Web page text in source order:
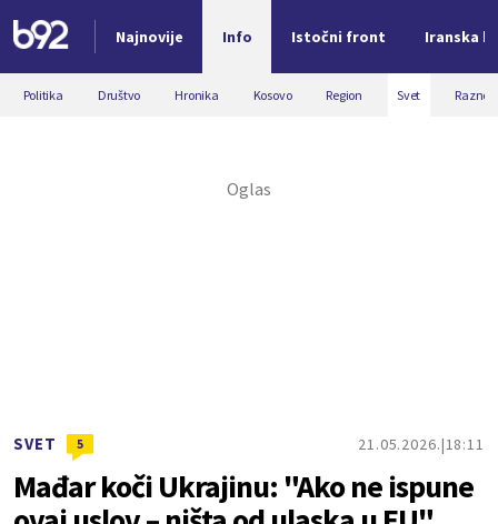
Najnovije Info Istočni front Iranska
Nova vest
Politika Društvo Hronika Kosovo Region Svet Razno
SVET 5 21.05.2026. 18:11
Mađar koči Ukrajinu: "Ako ne ispune